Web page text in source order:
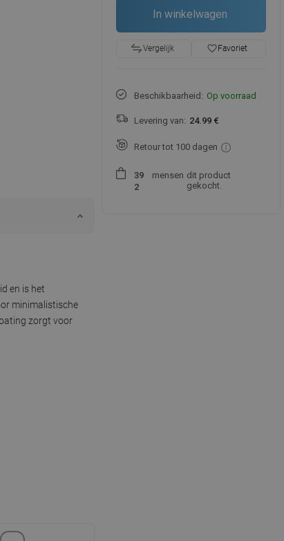
en is het
minimalistische
zorgt voor
In winkelwagen
Vergelijk favorite_borderFavoriet
Beschikbaarheid: Op voorraad
Levering van: 24.99 €
Retour tot 100 dagen
39
2
mensen dit product
gekocht.